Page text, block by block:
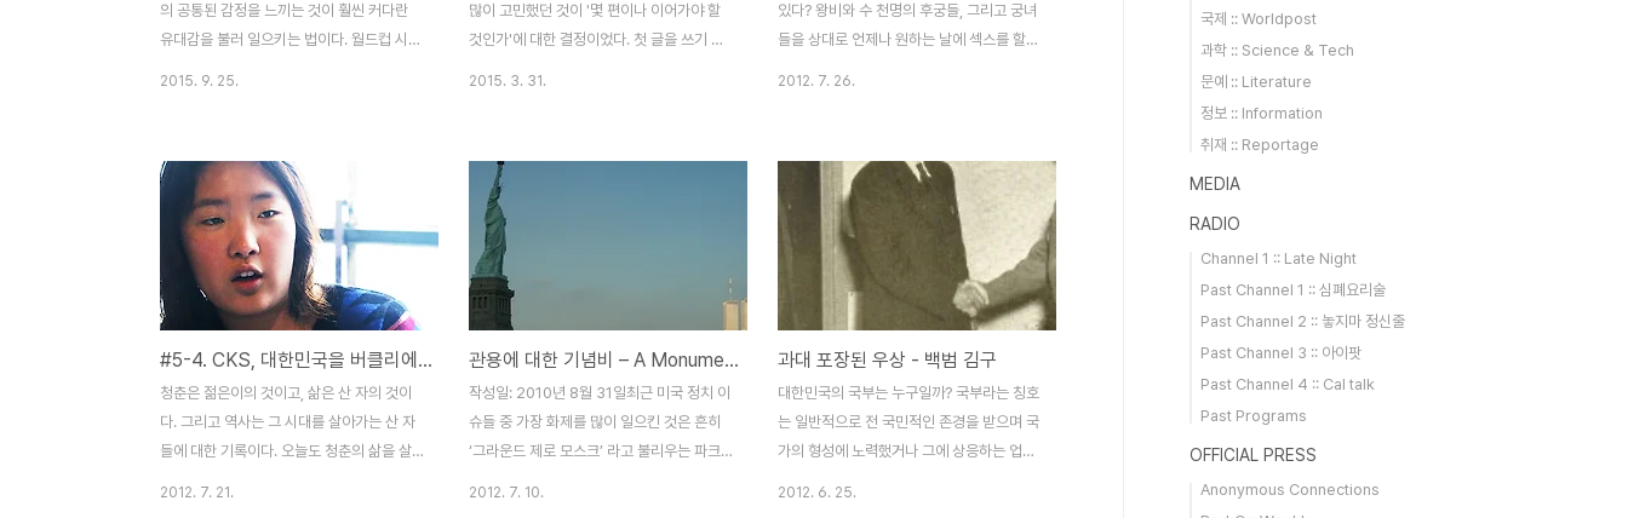
의 공통된 감정을 느끼는 것이 훨씬 커다란
유대감을 불러 일으키는 법이다. 월드컵 시즌
면 한국인들에게 대한민국 국민으로서 평소
에 자주 느끼는 ‘공통된 감정’에 대해 물었을
때 대부분이 꼭 떠올리는 것이 무엇일까? 아
마도 독도 분쟁, 위안부 문제, 그리고 일제강
점기 시절 조상들이 겪었던 고통들에 대한 분
노 – 즉 일본에 관하여 느끼는 감정이 빠질 수
없으리라 생각한다. 그런데 독도를 이어 위안
부 문제가 채 해결 되지 못하고 있는 이 시점
에, 또 한 가지 국민들을 울화로 들썩이게 만
드는 진실..
2015. 9. 25.
많이 고민했던 것이 '몇 편이나 이어가야 할
것인가'에 대한 결정이었다. 첫 글을 쓰기 시
즈, 여시 등의 커뮤니티는 너무 낮은 연령대
나 커뮤니티의 열람제한 등으로 글에서 다루
지 못했음을 밝힌다.) 해서 오늘 들어갈 곳은
'오늘의 유머,' 줄여서 '오유'다. 시끄러울만
합디다 구글링으로 찾아 들어간 오유 홈페이
지의 첫인상은 꽤나 강렬했다. 사이트가 로드
되는 순간 모니터 구석구석 생각이 많아지게
하는 요소들이 있어 굳이 뒤적거리지 않아도
할 말이 절로 떠올랐기 때문이다. 나름 커뮤
니티 탐구를 표..
2015. 3. 31.
있다? 왕비와 수 천명의 후궁들, 그리고 궁녀
들을 상대로 언제나 원하는 날에 섹스를 할
지배자, 마립간, 집정관, 황제 등 세상에는 다
른 사람들을 다스리는 사람들이 있으며 이런
권리는 또한 많은 능력과 책임의 필요를 동반
해야 하기에 인류의 역사에서 지배자는 항상
피지배자들보다 적은 숫자로 존재할 수 밖에
없었다. 그리고 마르크스의 말처럼 지배자들
은 상위 계층에 있는 자들로서 때때로 하위
계층의 피지배자들을 핍박할 수 있는 힘을 가
지기도 했다. 보통 우리가 조선의 국왕이나
일본의 막부, 프..
2012. 7. 26.
#5-4. CKS, 대한민국을 버클리에 알리는 사람들
청춘은 젊은이의 것이고, 삶은 산 자의 것이
다. 그리고 역사는 그 시대를 살아가는 산 자
들에 대한 기록이다. 오늘도 청춘의 삶을 살
2012. 7. 21.
관용에 대한 기념비 – A Monument to Tolerance
작성일: 2010년 8월 31일최근 미국 정치 이
슈들 중 가장 화제를 많이 일으킨 것은 흔히
‘그라운드 제로 모스크’ 라고 불리우는 파크
2012. 7. 10.
과대 포장된 우상 - 백범 김구
대한민국의 국부는 누구일까? 국부라는 칭호
는 일반적으로 전 국민적인 존경을 받으며 국
가의 형성에 노력했거나 그에 상응하는 업적
2012. 6. 25.
국제 :: Worldpost
과학 :: Science & Tech
문예 :: Literature
정보 :: Information
취재 :: Reportage
MEDIA
RADIO
Channel 1 :: Late Night
Past Channel 1 :: 심폐요리술
Past Channel 2 :: 놓지마 정신줄
Past Channel 3 :: 아이팟
Past Channel 4 :: Cal talk
Past Programs
OFFICIAL PRESS
Anonymous Connections